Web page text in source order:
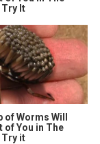
Try It
of Worms Will
of You in The
Try it